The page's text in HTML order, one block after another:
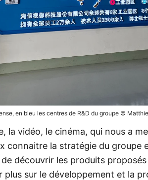
en bleu les centres de R&D du groupe ©
la vidéo, le cinéma, qui nous a
connaitre la stratégie du groupe
découvrir les produits
plus sur le développement et la